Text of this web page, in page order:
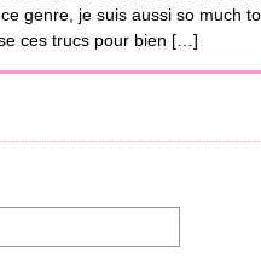
genre, je suis aussi so much
ces trucs pour bien […]